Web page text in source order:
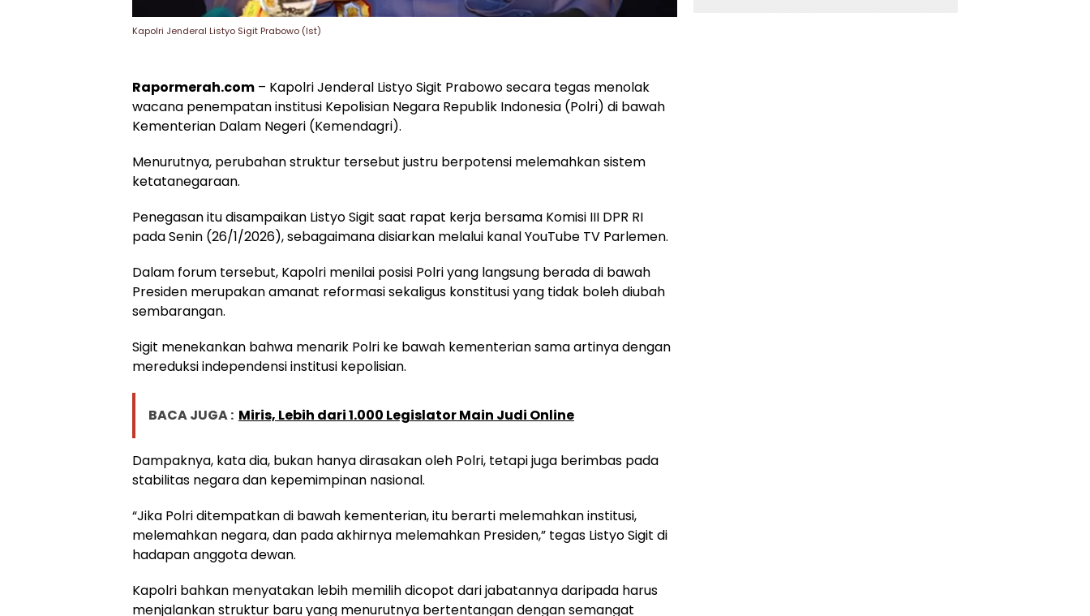
Kapolri Jenderal Listyo Sigit Prabowo (Ist)
Rapormerah.com – Kapolri Jenderal Listyo Sigit Prabowo secara tegas menolak
wacana penempatan institusi Kepolisian Negara Republik Indonesia (Polri) di bawah
Kementerian Dalam Negeri (Kemendagri).
Menurutnya, perubahan struktur tersebut justru berpotensi melemahkan sistem
ketatanegaraan.
Penegasan itu disampaikan Listyo Sigit saat rapat kerja bersama Komisi III DPR RI
pada Senin (26/1/2026), sebagaimana disiarkan melalui kanal YouTube TV Parlemen.
Dalam forum tersebut, Kapolri menilai posisi Polri yang langsung berada di bawah
Presiden merupakan amanat reformasi sekaligus konstitusi yang tidak boleh diubah
sembarangan.
Sigit menekankan bahwa menarik Polri ke bawah kementerian sama artinya dengan
mereduksi independensi institusi kepolisian.
BACA JUGA : Miris, Lebih dari 1.000 Legislator Main Judi Online
Dampaknya, kata dia, bukan hanya dirasakan oleh Polri, tetapi juga berimbas pada
stabilitas negara dan kepemimpinan nasional.
“Jika Polri ditempatkan di bawah kementerian, itu berarti melemahkan institusi,
melemahkan negara, dan pada akhirnya melemahkan Presiden,” tegas Listyo Sigit di
hadapan anggota dewan.
Kapolri bahkan menyatakan lebih memilih dicopot dari jabatannya daripada harus
menjalankan struktur baru yang menurutnya bertentangan dengan semangat